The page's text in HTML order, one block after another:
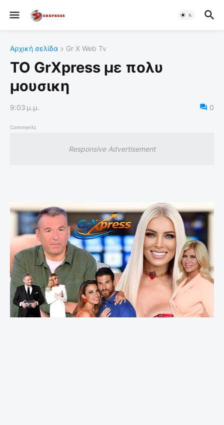
Αρχική σελίδα Gr X Web Tv
ΤΟ GrXpress με πολυ
μουσικη
9:03 μ.μ. 0
Comments
Responsive Advertisement